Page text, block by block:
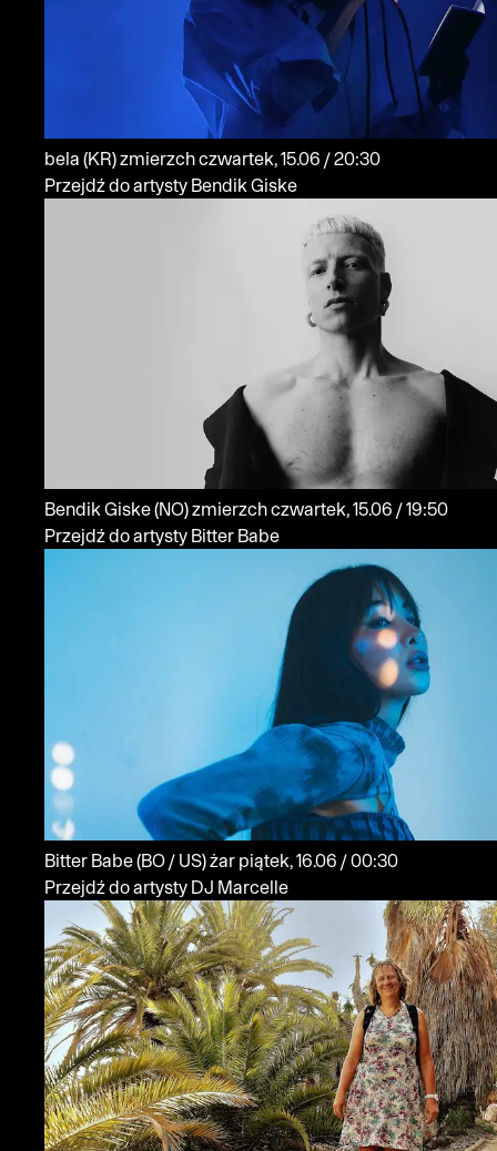
bela (KR)zmierzch
czwartek, 15.06 / 20:30
Przejdź do artysty Bendik Giske
Bendik Giske(NO)zmierzch
czwartek, 15.06 / 19:50
Przejdź do artysty Bitter Babe
Bitter Babe(BO / US)żar
piątek, 16.06 / 00:30
Przejdź do artysty DJ Marcelle